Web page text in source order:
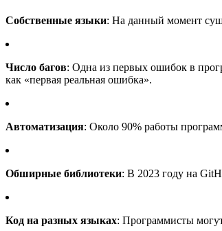
Собственные языки: На данный момент
Число багов: Одна из первых ошибок в
как «первая реальная ошибка».
Автоматизация: Около 90% работы
Обширные библиотеки: В 2023 году на
Код на разных языках: Программисты